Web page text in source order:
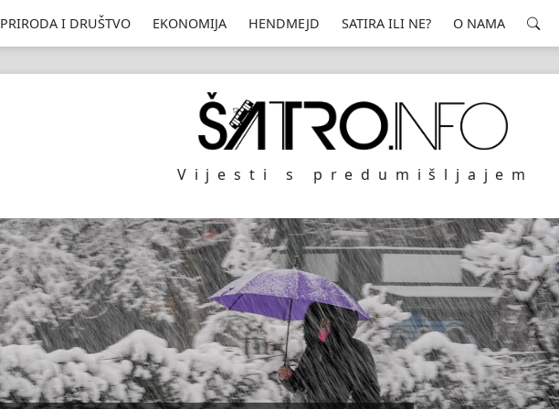
PRIRODA I DRUŠTVO EKONOMIJA HENDMEJD SATIRA ILI NE? O NAMA
Vijesti s predumišljajem